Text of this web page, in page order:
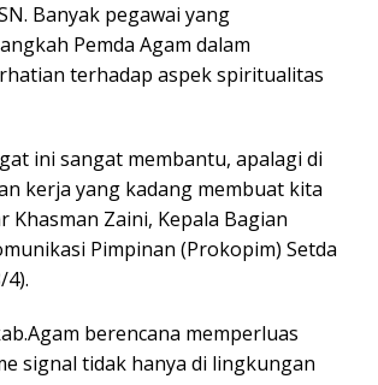
Banyak pegawai yang
Pemda Agam dalam
terhadap aspek spiritualitas
ini sangat membantu, apalagi di
kerja yang kadang membuat kita
Khasman Zaini, Kepala Bagian
Pimpinan (Prokopim) Setda
4).
berencana memperluas
signal tidak hanya di lingkungan